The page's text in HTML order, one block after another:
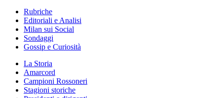
Rubriche
Editoriali e Analisi
Milan sui Social
Sondaggi
Gossip e Curiosità
La Storia
Amarcord
Campioni Rossoneri
Stagioni storiche